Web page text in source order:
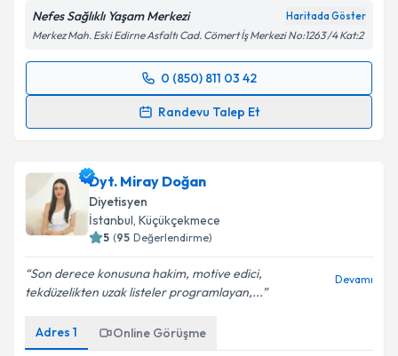
Nefes Sağlıklı Yaşam Merkezi Haritada Göster
Merkez Mah. Eski Edirne Asfaltı Cad. Cömert İş Merkezi No:1263 /4 Kat:2
0 (850) 811 03 42
Randevu Talep Et
Randevu Takvimi Talebi
hazırlandığında e-posta ile bilgilendireceğiz.
E-posta Adresiniz
Kişisel verilerimin işlenmesine ilişkin
kapsamda işlenmesini kabul ediyorum.
Dyt. Miray Doğan
Diyetisyen
İstanbul, Küçükçekmece
5 (95 Değerlendirme)
Son derece konusuna hakim, motive edici,
tekdüzelikten uzak listeler programlayan,...
Devamı
Adres 1 Online Görüşme